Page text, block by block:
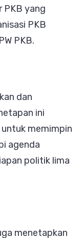
PKB yang
PKB
PKB.
dan
ini
memimpin
agenda
politik lima
menetapkan